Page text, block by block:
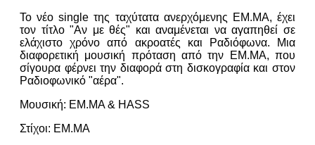
Το νέο single της ταχύτατα ανερχόμενης ΕΜ.ΜΑ, έχει
τον τίτλο "Αν με θές" και αναμένεται να αγαπηθεί σε
ελάχιστο χρόνο από ακροατές και Ραδιόφωνα. Μια
διαφορετική μουσική πρόταση από την ΕΜ.ΜΑ, που
σίγουρα φέρνει την διαφορά στη δισκογραφία και στον
Ραδιοφωνικό "αέρα".
Μουσική: EM.MA & HASS
Στίχοι: EM.MA